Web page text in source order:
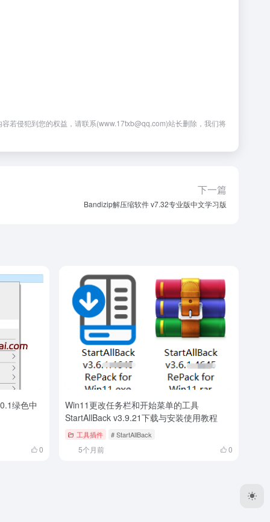
若侵犯到您的权益，请联系(www.17txb@qq.com)站长删除，我们将
下一篇
Bandizip解压缩软件 v7.32专业版中文学习版
绿色中
0
Win11更改任务栏和开始菜单的工具
StartAllBack v3.9.21下载与安装使用教程
工具插件 # StartAllBack
5个月前 0